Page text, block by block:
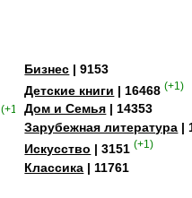
(+15)
Бизнес | 9153
Детские книги | 16468 (+1)
Дом и Семья | 14353
Зарубежная литература |
Искусство | 3151 (+1)
Классика | 11761